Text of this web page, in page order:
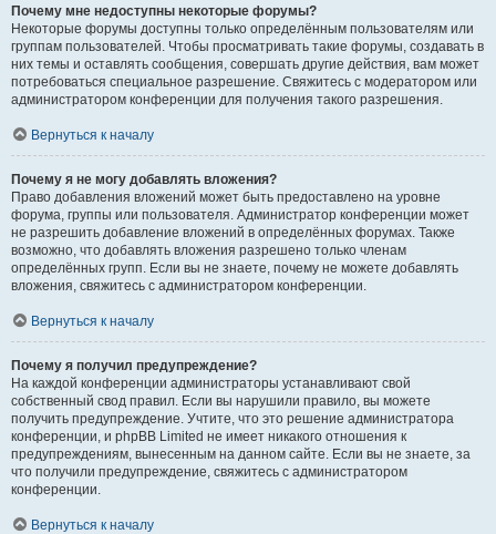
Почему мне недоступны некоторые форумы?
Некоторые форумы доступны только определённым пользователям или
группам пользователей. Чтобы просматривать такие форумы, создавать в
них темы и оставлять сообщения, совершать другие действия, вам может
потребоваться специальное разрешение. Свяжитесь с модератором или
администратором конференции для получения такого разрешения.
Вернуться к началу
Почему я не могу добавлять вложения?
Право добавления вложений может быть предоставлено на уровне
форума, группы или пользователя. Администратор конференции может
не разрешить добавление вложений в определённых форумах. Также
возможно, что добавлять вложения разрешено только членам
определённых групп. Если вы не знаете, почему не можете добавлять
вложения, свяжитесь с администратором конференции.
Вернуться к началу
Почему я получил предупреждение?
На каждой конференции администраторы устанавливают свой
собственный свод правил. Если вы нарушили правило, вы можете
получить предупреждение. Учтите, что это решение администратора
конференции, и phpBB Limited не имеет никакого отношения к
предупреждениям, вынесенным на данном сайте. Если вы не знаете, за
что получили предупреждение, свяжитесь с администратором
конференции.
Вернуться к началу